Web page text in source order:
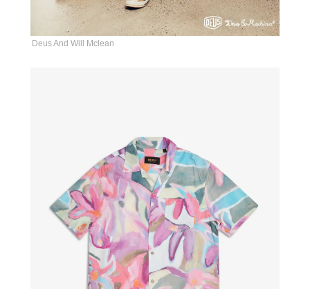
Deus And Will Mclean